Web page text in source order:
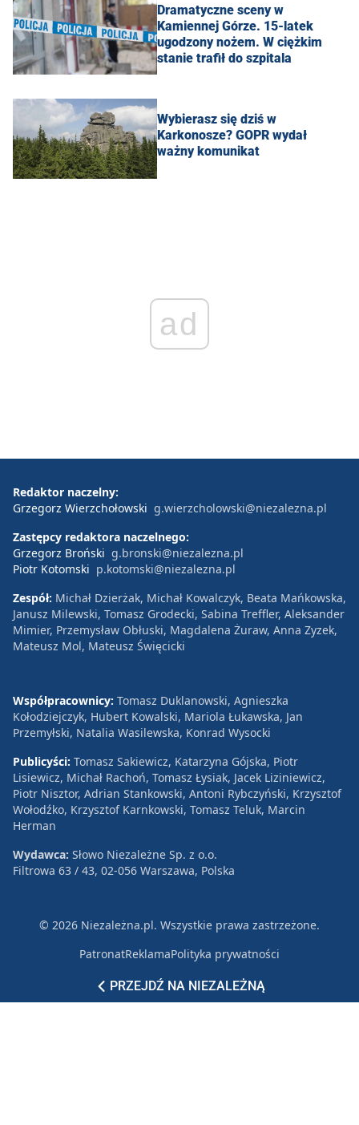
Dramatyczne sceny w
Kamiennej Górze. 15-latek
ugodzony nożem. W ciężkim
stanie trafił do szpitala
Wybierasz się dziś w
Karkonosze? GOPR wydał
ważny komunikat
ad
PRZEJDŹ NA NIEZALEŻNĄ
Redaktor naczelny:
Grzegorz Wierzchołowski g.wierzcholowski@niezalezna.pl
Zastępcy redaktora naczelnego:
Grzegorz Broński g.bronski@niezalezna.pl
Piotr Kotomski p.kotomski@niezalezna.pl
Zespół: Michał Dzierżak, Michał Kowalczyk, Beata Mańkowska,
Janusz Milewski, Tomasz Grodecki, Sabina Treffler, Aleksander
Mimier, Przemysław Obłuski, Magdalena Żuraw, Anna Zyzek,
Mateusz Mol, Mateusz Święcicki
Współpracownicy: Tomasz Duklanowski, Agnieszka
Kołodziejczyk, Hubert Kowalski, Mariola Łukawska, Jan
Przemyłski, Natalia Wasilewska, Konrad Wysocki
Publicyści: Tomasz Sakiewicz, Katarzyna Gójska, Piotr
Lisiewicz, Michał Rachoń, Tomasz Łysiak, Jacek Liziniewicz,
Piotr Nisztor, Adrian Stankowski, Antoni Rybczyński, Krzysztof
Wołodźko, Krzysztof Karnkowski, Tomasz Teluk, Marcin
Herman
Wydawca: Słowo Niezależne Sp. z o.o.
Filtrowa 63 / 43, 02-056 Warszawa, Polska
© 2026 Niezależna.pl. Wszystkie prawa zastrzeżone.
PatronatReklamaPolityka prywatności